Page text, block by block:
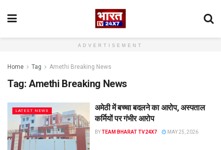
ADVERTISEMENT
Home Tag Amethi Breaking News
Tag: Amethi Breaking News
LATEST NEWS
अमेठी में बच्चा बदलने का आरोप, अस्पताल
कर्मियों पर गंभीर आरोप
BYTEAM BHARAT TV24X7 MAY 25, 2026